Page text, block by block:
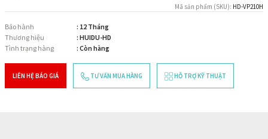
Mã sản phẩm (SKU): HD-VP210H
Bảo hành
: 12 Tháng
Thương hiệu
: HUIDU-HD
Tình trạng hàng
: Còn hàng
LIÊN HỆ BÁO GIÁ TƯ VẤN MUA HÀNG HỖ TRỢ KỸ THUẬT